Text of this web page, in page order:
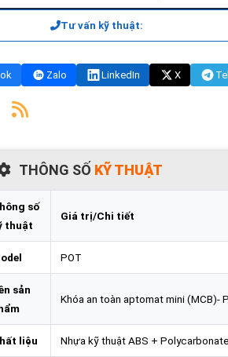
Tư vấn kỹ thuật:
Zalo LinkedIn X
THÔNG SỐ KỸ THUẬT
số
thuật
Giá trị/Chi tiết
POT
sản
Khóa an toàn aptomat mini (MCB)-
liệu Nhựa kỹ thuật ABS +